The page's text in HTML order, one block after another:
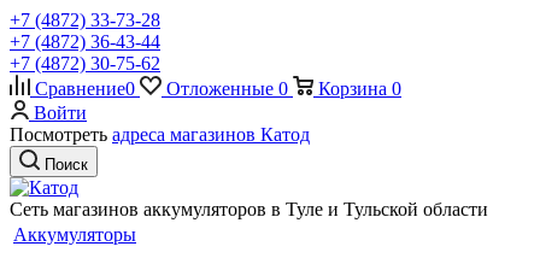
+7 (4872) 33-73-28
+7 (4872) 36-43-44
+7 (4872) 30-75-62
Сравнение0 Отложенные 0 Корзина 0
Войти
Посмотреть адреса магазинов Катод
Поиск
Сеть магазинов аккумуляторов в Туле и Тульской области
Аккумуляторы